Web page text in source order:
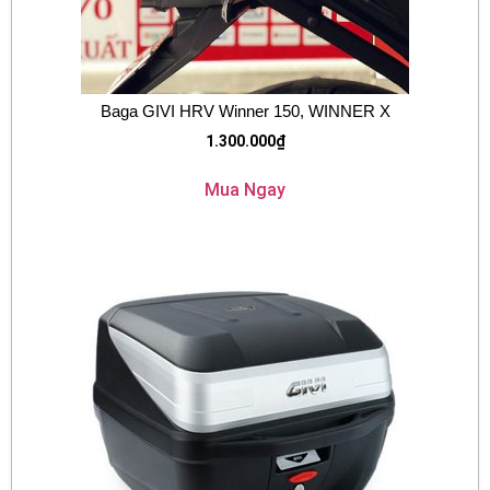
Baga GIVI HRV Winner 150, WINNER X
1.300.000₫
Mua Ngay